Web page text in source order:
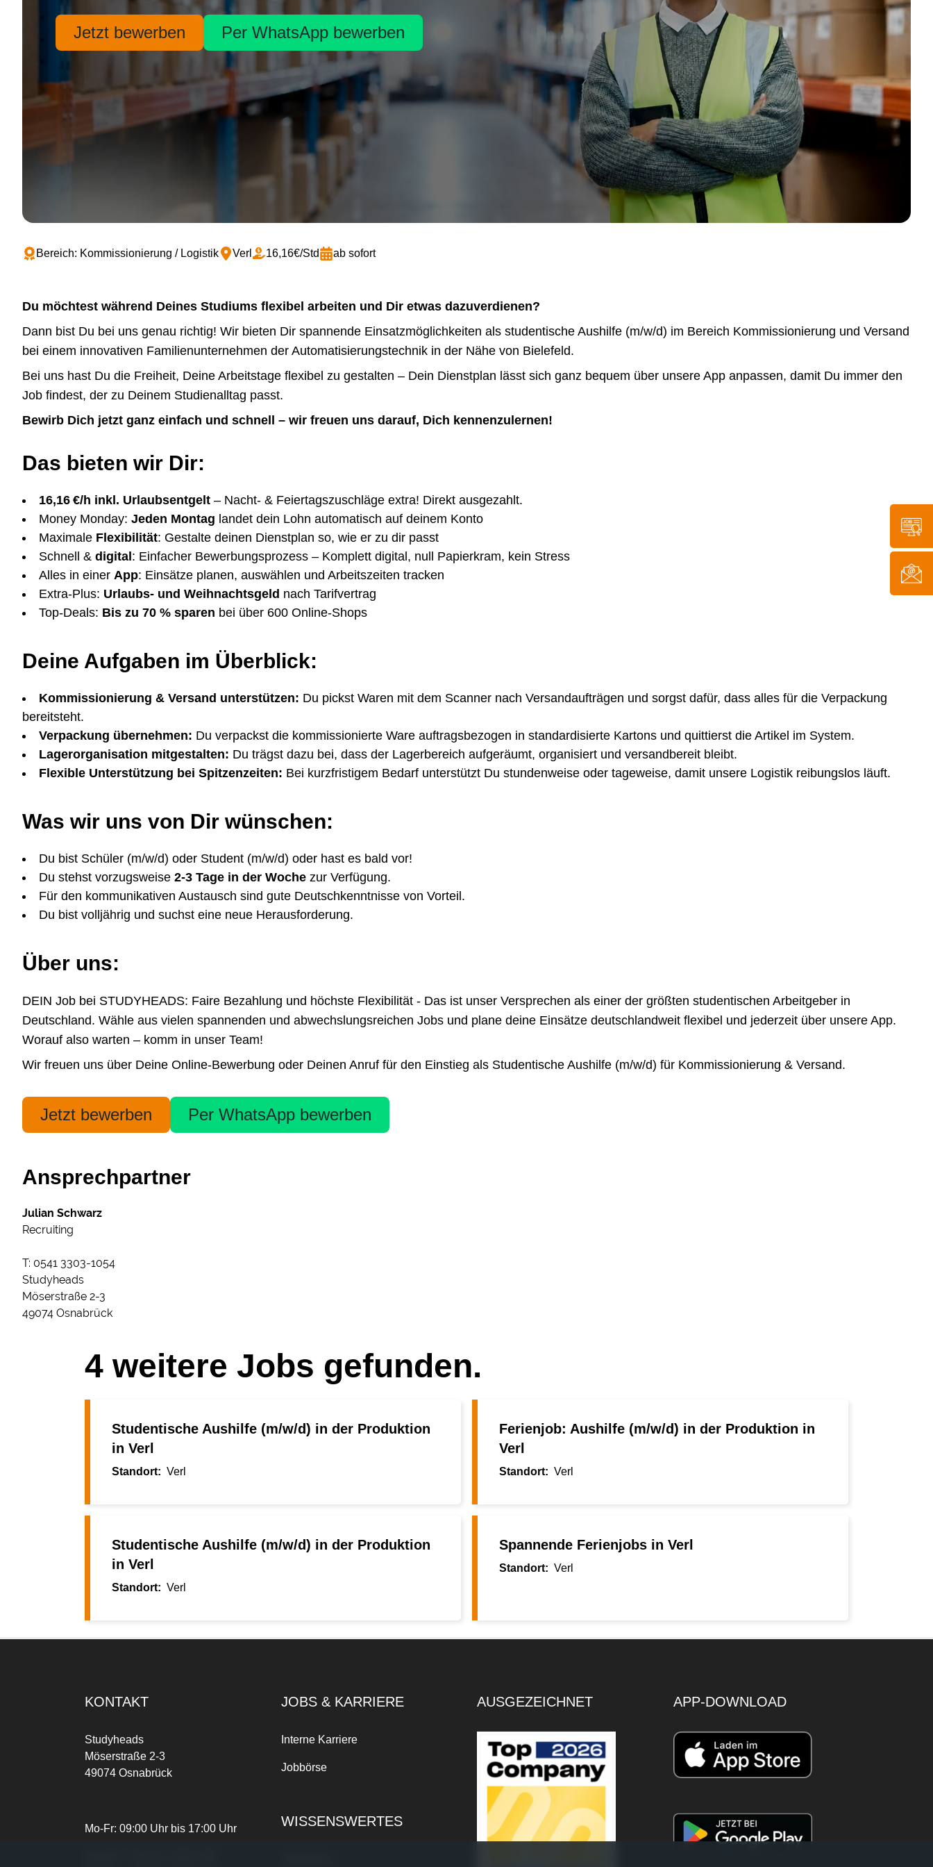
Jetzt bewerben Per WhatsApp bewerben
Verl
Bereich: Kommissionierung / Logistik 16,16€/Std ab sofort
Du möchtest während Deines Studiums flexibel arbeiten und Dir etwas dazuverdienen?
Dann bist Du bei uns genau richtig! Wir bieten Dir spannende Einsatzmöglichkeiten als studentische Aushilfe (m/w/d) im Bereich Kommissionierung und Versand
bei einem innovativen Familienunternehmen der Automatisierungstechnik in der Nähe von Bielefeld.
Bei uns hast Du die Freiheit, Deine Arbeitstage flexibel zu gestalten – Dein Dienstplan lässt sich ganz bequem über unsere App anpassen, damit Du immer den
Job findest, der zu Deinem Studienalltag passt.
Bewirb Dich jetzt ganz einfach und schnell – wir freuen uns darauf, Dich kennenzulernen!
Das bieten wir Dir:
16,16 €/h inkl. Urlaubsentgelt – Nacht- & Feiertagszuschläge extra! Direkt ausgezahlt.
Money Monday: Jeden Montag landet dein Lohn automatisch auf deinem Konto
Maximale Flexibilität: Gestalte deinen Dienstplan so, wie er zu dir passt
Schnell & digital : Einfacher Bewerbungsprozess – Komplett digital, null Papierkram, kein Stress
Alles in einer App: Einsätze planen, auswählen und Arbeitszeiten tracken
Extra-Plus: Urlaubs- und Weihnachtsgeld nach Tarifvertrag
Top-Deals: Bis zu 70 % sparen bei über 600 Online-Shops
Deine Aufgaben im Überblick:
Kommissionierung & Versand unterstützen: Du pickst Waren mit dem Scanner nach Versandaufträgen und sorgst dafür, dass alles für die Verpackung
bereitsteht.
Verpackung übernehmen: Du verpackst die kommissionierte Ware auftragsbezogen in standardisierte Kartons und quittierst die Artikel im System.
Lagerorganisation mitgestalten: Du trägst dazu bei, dass der Lagerbereich aufgeräumt, organisiert und versandbereit bleibt.
Flexible Unterstützung bei Spitzenzeiten: Bei kurzfristigem Bedarf unterstützt Du stundenweise oder tageweise, damit unsere Logistik reibungslos läuft.
Was wir uns von Dir wünschen:
Du bist Schüler (m/w/d) oder Student (m/w/d) oder hast es bald vor!
Du stehst vorzugsweise 2-3 Tage in der Woche zur Verfügung.
Für den kommunikativen Austausch sind gute Deutschkenntnisse von Vorteil.
Du bist volljährig und suchst eine neue Herausforderung.
Über uns:
DEIN Job bei STUDYHEADS: Faire Bezahlung und höchste Flexibilität - Das ist unser Versprechen als einer der größten studentischen Arbeitgeber in
Deutschland. Wähle aus vielen spannenden und abwechslungsreichen Jobs und plane deine Einsätze deutschlandweit flexibel und jederzeit über unsere App.
Worauf also warten – komm in unser Team!
Wir freuen uns über Deine Online-Bewerbung oder Deinen Anruf für den Einstieg als Studentische Aushilfe (m/w/d) für Kommissionierung & Versand.
Jetzt bewerben Per WhatsApp bewerben
Ansprechpartner
Julian Schwarz
Recruiting
T: 0541 3303-1054
Studyheads
Möserstraße 2-3
49074 Osnabrück
4 weitere Jobs gefunden.
Studentische Aushilfe (m/w/d) in der Produktion
in Verl
Verl
Ferienjob: Aushilfe (m/w/d) in der Produktion in
Verl
Verl
Studentische Aushilfe (m/w/d) in der Produktion
in Verl
Verl
Spannende Ferienjobs in Verl
Verl
KONTAKT
Studyheads
Möserstraße 2-3
49074 Osnabrück
Mo-Fr: 09:00 Uhr bis 17:00 Uhr
JOBS & KARRIERE
Interne Karriere
Jobbörse
WISSENSWERTES
AUSGEZEICHNET APP-DOWNLOAD